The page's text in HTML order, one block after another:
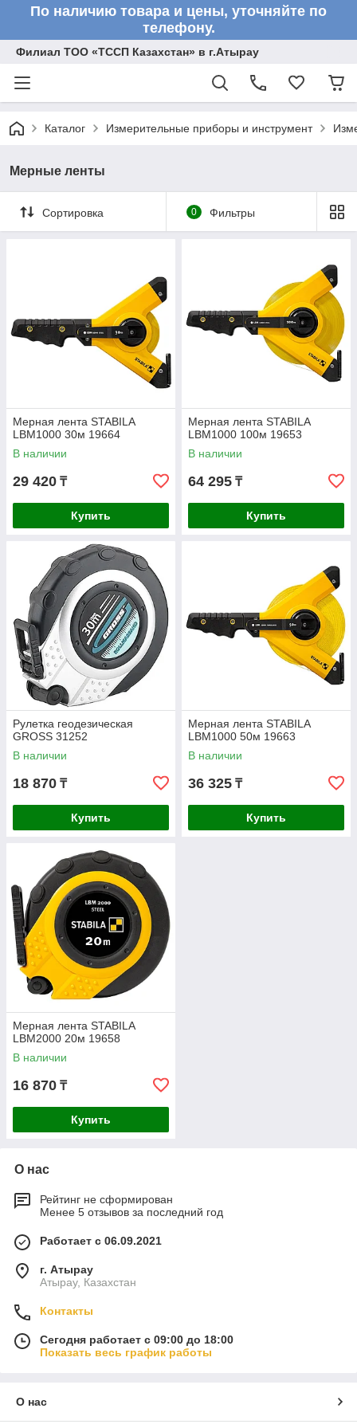
По наличию товара и цены, уточняйте по
телефону.
Филиал ТОО «ТССП Казахстан» в г.Атырау
Каталог Измерительные приборы и инструмент
Мерные ленты
Сортировка 0 Фильтры
Мерная лента STABILA
LBM1000 30м 19664
В наличии
29 420 ₸
Купить
Мерная лента STABILA
LBM1000 100м 19653
В наличии
64 295 ₸
Купить
Рулетка геодезическая
GROSS 31252
В наличии
18 870 ₸
Купить
Мерная лента STABILA
LBM1000 50м 19663
В наличии
36 325 ₸
Купить
Мерная лента STABILA
LBM2000 20м 19658
В наличии
16 870 ₸
Купить
О нас
Рейтинг не сформирован
Менее 5 отзывов за последний год
Работает с 06.09.2021
г. Атырау
Атырау, Казахстан
Контакты
Сегодня работает с 09:00 до 18:00
Показать весь график работы
О нас